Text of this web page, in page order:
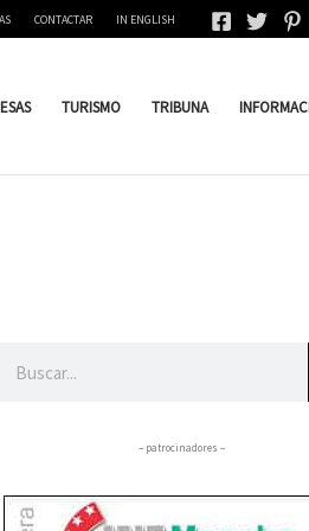
CONTACTAR IN ENGLISH
TURISMO TRIBUNA
– patrocinadores –